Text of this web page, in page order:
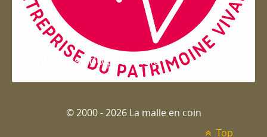
Entreprise du patrimoie
© 2000 - 2026 La malle en coin
Top